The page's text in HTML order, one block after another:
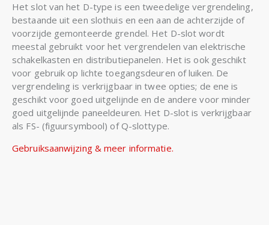
Het slot van het D-type is een tweedelige vergrendeling,
bestaande uit een slothuis en een aan de achterzijde of
voorzijde gemonteerde grendel. Het D-slot wordt
meestal gebruikt voor het vergrendelen van elektrische
schakelkasten en distributiepanelen. Het is ook geschikt
voor gebruik op lichte toegangsdeuren of luiken. De
vergrendeling is verkrijgbaar in twee opties; de ene is
geschikt voor goed uitgelijnde en de andere voor minder
goed uitgelijnde paneeldeuren. Het D-slot is verkrijgbaar
als FS- (figuursymbool) of Q-slottype.
Gebruiksaanwijzing & meer informatie.